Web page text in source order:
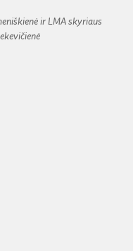
ir LMA skyriaus